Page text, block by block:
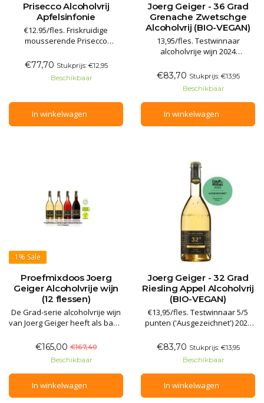
Prisecco Alcoholvrij
Apfelsinfonie
€12.95/fles. Friskruidige
mousserende Prisecco
Geiger, variant op basis van
appel, rabarber en het blad van
de rode mosterdplant. De geur
volrijp aroma van de appel,
ondersteund door de houtton
€77,70 Stukprijs: €12,95
Beschikbaar
In winkelwagen
Joerg Geiger - 36 Grad
Grenache Zwetschge
Alcoholvrij (BIO-VEGAN)
13,95/fles. Testwinnaar
alcoholvrije wijn 2024
Gault&Millau in
Duitsland. Volle, droge
alcoholvrije rode wijn op basis
van Grenache, Mourvedre,
aalbessen en pruimen. De
gedealcoholiseerde bio-vegan
€83,70 Stukprijs: €13,95
Beschikbaar
In winkelwagen
1% Sale
Proefmixdoos Joerg
Geiger Alcoholvrije wijn
(12 flessen)
De Grad-serie alcoholvrije wijn
van Joerg Geiger heeft als basis
met vacuümdestillatie de
alcohol aan onttrokken is,
daarna is de alcoholvrije wijn
verrijkt met andere fruitsappen
en op smaak gebracht met
verse kruiden, spece
€165,00 €167,40
Beschikbaar
In winkelwagen
Joerg Geiger - 32 Grad
Riesling Appel Alcoholvrij
(BIO-VEGAN)
€13,95/fles. Testwinnaar 5/5
punten ('Ausgezeichnet') 2024
Frisse, droge alcoholvrije witte
wijn op basis van Riesling. Na
dealcoholisatie combineren we
biologische wijn uit de Pfalz met
appel, kweepeer en perzik.
Smaakmak
€83,70 Stukprijs: €13,95
Beschikbaar
In winkelwagen